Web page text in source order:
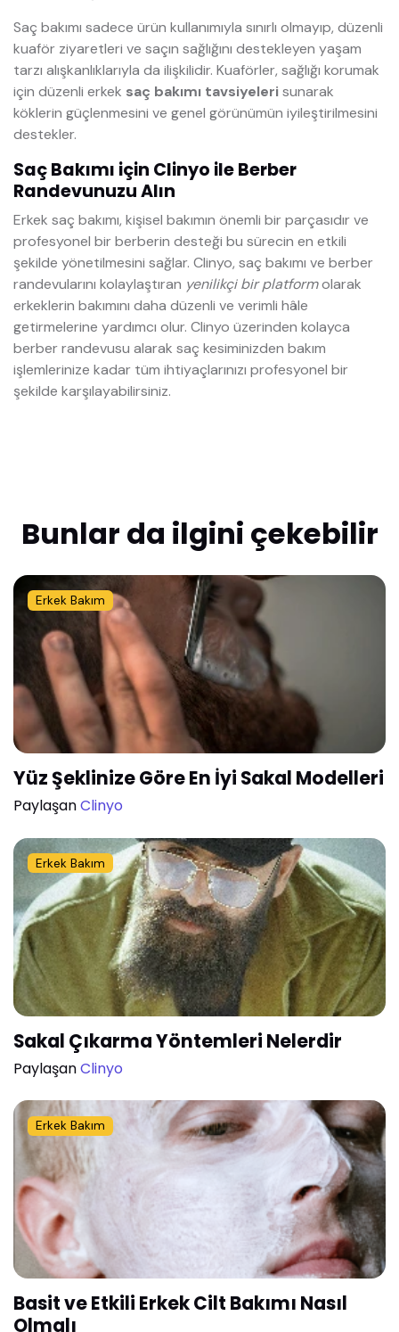
Saç bakımı sadece ürün kullanımıyla sınırlı olmayıp, düzenli
kuaför ziyaretleri ve saçın sağlığını destekleyen yaşam
tarzı alışkanlıklarıyla da ilişkilidir. Kuaförler, sağlığı korumak
için düzenli erkek saç bakımı tavsiyelerisunarak
köklerin güçlenmesini ve genel görünümün iyileştirilmesini
destekler.
Saç Bakımı için Clinyo ile Berber
Randevunuzu Alın
Erkek saç bakımı, kişisel bakımın önemli bir parçasıdır ve
profesyonel bir berberin desteği bu sürecin en etkili
şekilde yönetilmesini sağlar. Clinyo, saç bakımı ve berber
randevularını kolaylaştıran yenilikçi bir platformolarak
erkeklerin bakımını daha düzenli ve verimli hâle
getirmelerine yardımcı olur. Clinyo üzerinden kolayca
berber randevusu alarak saç kesiminizden bakım
işlemlerinize kadar tüm ihtiyaçlarınızı profesyonel bir
şekilde karşılayabilirsiniz.
Bunlar da ilgini çekebilir
Erkek Bakım
Yüz Şeklinize Göre En İyi Sakal Modelleri
PaylaşanClinyo
Erkek Bakım
Sakal Çıkarma Yöntemleri Nelerdir
PaylaşanClinyo
Erkek Bakım
Basit ve Etkili Erkek Cilt Bakımı Nasıl
Olmalı